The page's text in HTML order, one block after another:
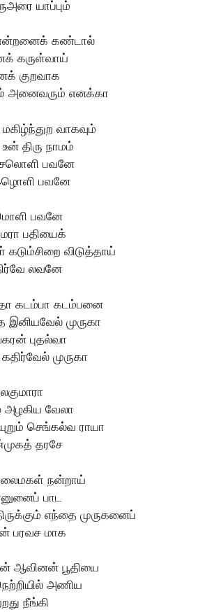
யாப்பும்
என்றனைக் கண்டால்
கருள்வாய்
குறவாக
அனைவரும் எனக்கா
வாகவும்
திரு நாமம்
பவனே
பவனே
பவனே
பதியைக்
விடுத்தாய்
லவனே
கடம்பா கடம்பனை
இனியவேல் முருகா
புதல்வா
முருகா
அழகிய வேலா
செங்கல்வ ராயா
தரசே
நன்றாய்
பாட
எந்தை முருகனைப்
பரவச மாக
ஆவினன் பூதியை
அணிய
நீங்கி